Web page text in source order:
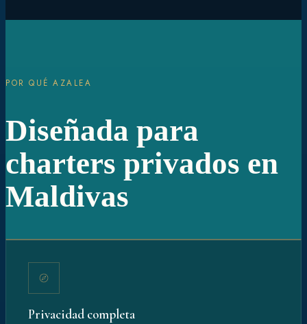
POR QUÉ AZALEA
Diseñada para
charters privados en
Maldivas
Privacidad completa